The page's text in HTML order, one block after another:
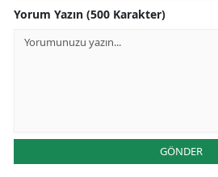
Yorum Yazın (500 Karakter)
GÖNDER